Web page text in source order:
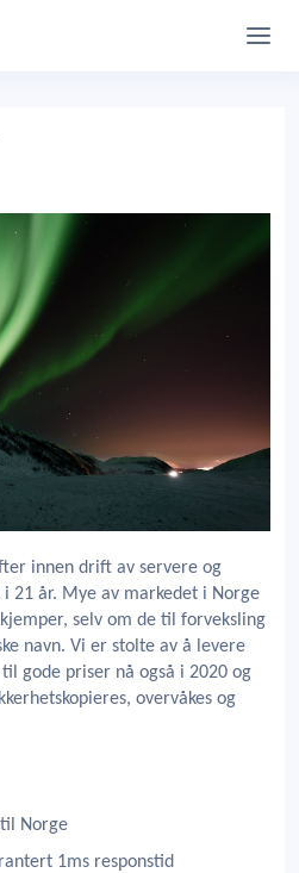
innen drift av servere og
21 år. Mye av markedet i Norge
selv om de til forveksling
navn. Vi er stolte av å levere
gode priser nå også i 2020 og
overvåkes og
Norge
1ms responstid